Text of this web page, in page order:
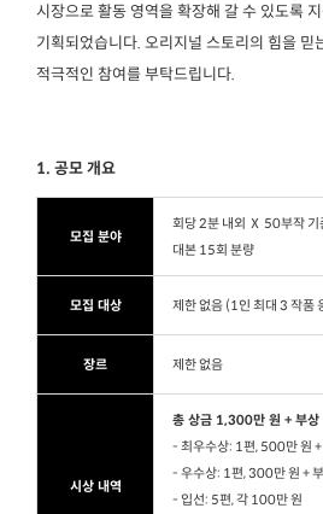
시장으로 활동 영역을 확장해 갈 수 있도록
기획되었습니다. 오리지널 스토리의 힘을 믿
적극적인 참여를 부탁드립니다.
1. 공모 개요
모집 분야
회당 2분 내외 Ⅹ 50부작 기
대본 15회 분량
모집 대상 제한 없음 (1인 최대 3 작품
장르 제한 없음
시상 내역
총 상금 1,300만 원 + 부상
- 최우수상: 1편, 500만 원
- 우수상: 1편, 300만 원 +
- 입선: 5편, 각 100만 원